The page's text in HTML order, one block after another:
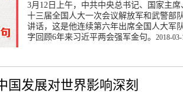
3月12日上午，中共中央总书记、国家主
十三届全国人大一次会议解放军和武警部
讲话，这是他连续第六年出席全国人大军
字回顾6年来习近平两会强军金句。 2018-
国发展对世界影响深刻